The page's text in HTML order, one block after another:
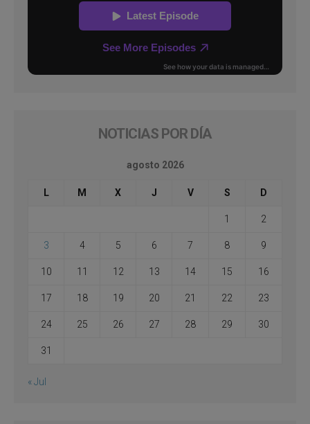
NOTICIAS POR DÍA
agosto 2026
L M X J V S D
1 2
3 4 5 6 7 8 9
10 11 12 13 14 15 16
17 18 19 20 21 22 23
24 25 26 27 28 29 30
31
« Jul